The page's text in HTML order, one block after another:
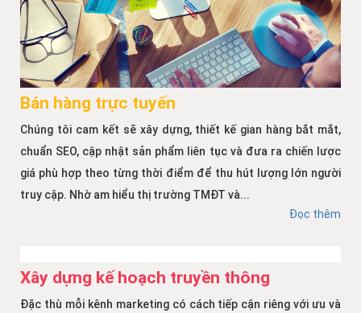
Bán hàng trực tuyến
Chúng tôi cam kết sẽ xây dựng, thiết kế gian hàng bắt mắt,
chuẩn SEO, cập nhật sản phẩm liên tục và đưa ra chiến lược
giá phù hợp theo từng thời điểm để thu hút lượng lớn người
truy cập. Nhờ am hiểu thị trường TMĐT và...
Đọc thêm
Xây dựng kế hoạch truyền thông
Đặc thù mỗi kênh marketing có cách tiếp cận riêng với ưu và